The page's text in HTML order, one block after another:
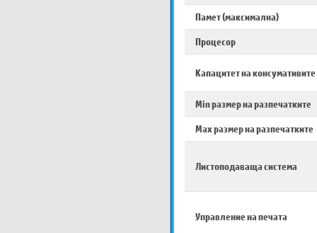
Памет (максимална)
Процесор
Капацитет на консумативите
Min размер на разпечатките
Max размер на разпечатките
Листоподаваща система
Управление на печата